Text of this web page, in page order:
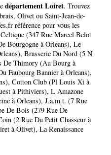
département Loiret. Trouvez
, Olivet ou Saint-Jean-de-
référence pour vous les
(347 Rue Marcel Belot
Bourgogne à Orleans), Le
, Brasserie Du Nord (5 N
De Thimory (Au Bourg à
Faubourg Bannier à Orleans),
, Cotton Club (Pl Louis Xi à
à Pithiviers), L Amazone
à Orleans), J.a.m.t. (7 Rue
De Bois (279 Rue De
(2 Rue Du Petit Chasseur à
à Olivet), La Renaissance